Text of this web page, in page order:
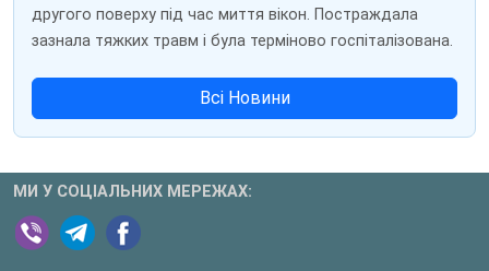
другого поверху під час миття вікон. Постраждала
зазнала тяжких травм і була терміново госпіталізована.
Всі Новини
МИ У СОЦІАЛЬНИХ МЕРЕЖАХ: